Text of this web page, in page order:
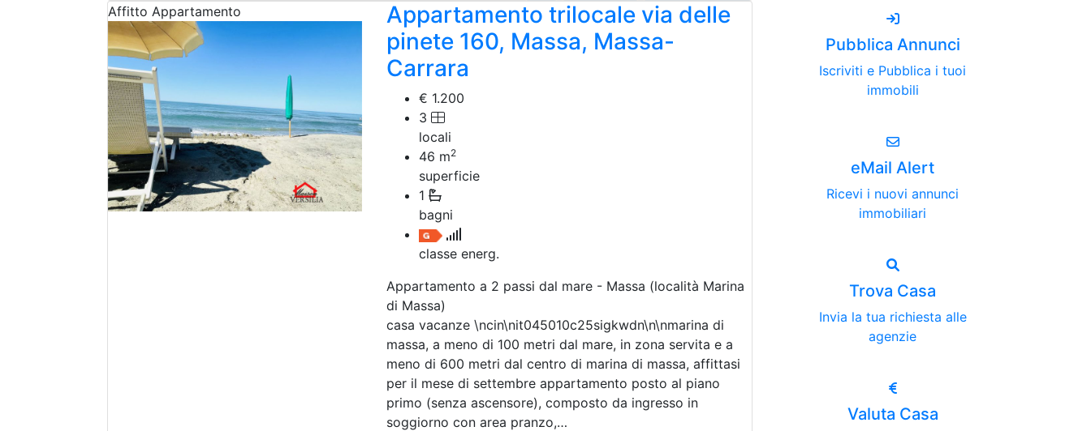
Affitto Appartamento
Appartamento trilocale via delle
pinete 160, Massa, Massa-
Carrara
€ 1.200
3
locali
46 m2
superficie
1
bagni
classe energ.
Appartamento a 2 passi dal mare - Massa (località Marina
di Massa)
casa vacanze \ncin\nit045010c25sigkwdn\n\nmarina di
massa, a meno di 100 metri dal mare, in zona servita e a
meno di 600 metri dal centro di marina di massa, affittasi
per il mese di settembre appartamento posto al piano
primo (senza ascensore), composto da ingresso in
soggiorno con area pranzo,…
Pubblica Annunci
Iscriviti e Pubblica i tuoi
immobili
eMail Alert
Ricevi i nuovi annunci
immobiliari
Trova Casa
Invia la tua richiesta alle
agenzie
Valuta Casa